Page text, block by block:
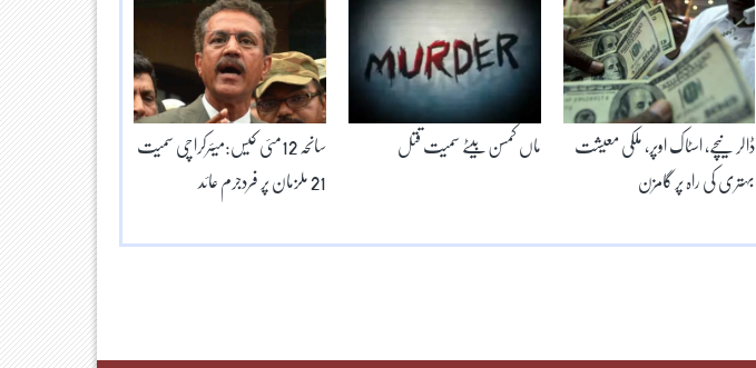
سانحہ 12مئی کیس:میئرکراچی سمیت
21 ملزمان پر فردجرم عائد
ماں کمسن بیٹے سمیت قتل ڈالر نیچے، اسٹاک اوپر، ملکی معیشت
بہتری کی راہ پر گامزن